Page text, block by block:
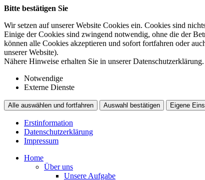
Bitte bestätigen Sie
Wir setzen auf unserer Website Cookies ein. Cookies sind
Einige der Cookies sind zwingend notwendig, ohne die der
können alle Cookies akzeptieren und sofort fortfahren oder
unserer Website).
Nähere Hinweise erhalten Sie in unserer Datenschutzerklärung.
Notwendige
Externe Dienste
Alle auswählen und fortfahren Auswahl bestätigen Eigene
Erstinformation
Datenschutzerklärung
Impressum
Home
Über uns
Unsere Aufgabe